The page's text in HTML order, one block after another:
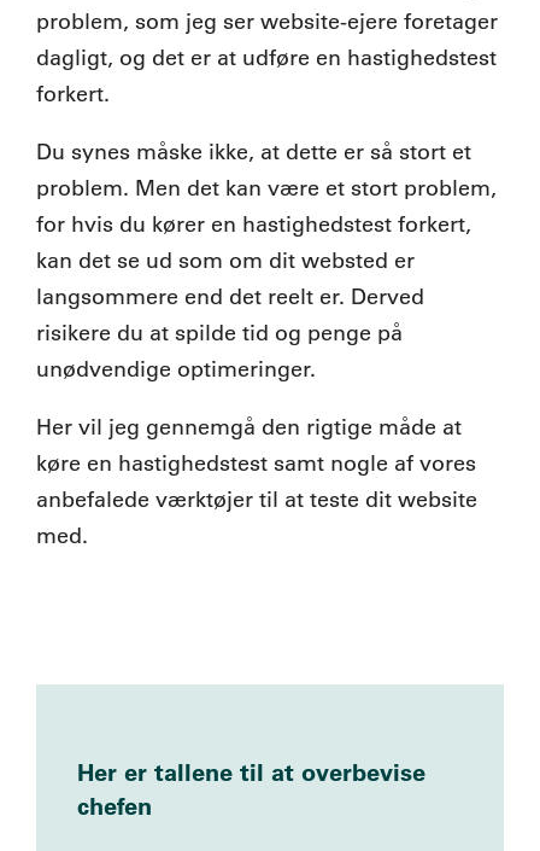
problem, som jeg ser website-ejere foretager
dagligt, og det er at udføre en hastighedstest
forkert.
Du synes måske ikke, at dette er så stort et
problem. Men det kan være et stort problem,
for hvis du kører en hastighedstest forkert,
kan det se ud som om dit websted er
langsommere end det reelt er. Derved
risikere du at spilde tid og penge på
unødvendige optimeringer.
Her vil jeg gennemgå den rigtige måde at
køre en hastighedstest samt nogle af vores
anbefalede værktøjer til at teste dit website
med.
Her er tallene til at overbevise
chefen